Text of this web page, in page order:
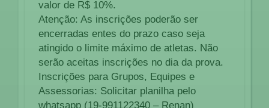
valor de R$ 10%.
Atenção: As inscrições poderão ser
encerradas entes do prazo caso seja
atingido o limite máximo de atletas. Não
serão aceitas inscrições no dia da prova.
Inscrições para Grupos, Equipes e
Assessorias: Solicitar planilha pelo
whatsapp (19-991122340 – Renan)